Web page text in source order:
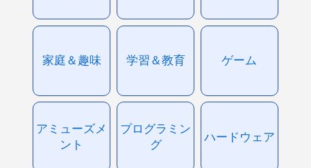
家庭＆趣味 学習＆教育 ゲーム
アミューズメ
ント
プログラミン
グ
ハードウェア